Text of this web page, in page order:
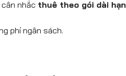
nhắc thuê theo gói dài hạn
phí ngân sách.